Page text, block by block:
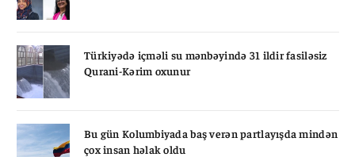
Türkiyədə içməli su mənbəyində 31 ildir fasiləsiz
Qurani-Kərim oxunur
Bu gün Kolumbiyada baş verən partlayışda mindən
çox insan həlak oldu